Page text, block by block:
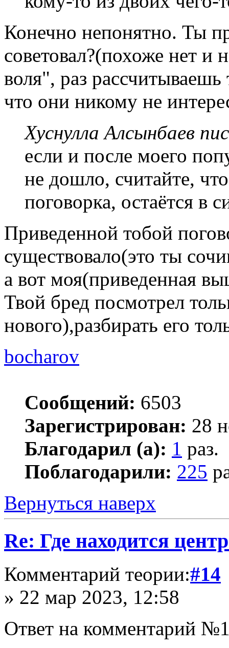
Конечно непонятно. Ты
советовал?(похоже нет и
воля", раз
что они никому не
Хуснулла Алсынбаев
если и после моего
не дошло, считайте,
поговорка, остаётся в
Приведенной тобой
существовало(это ты
а вот моя(приведенная
Твой бред посмотрел
нового),разбирать его
bocharov
Сообщений: 6503
Зарегистрирован: 28
Благодарил (а): 1 раз.
Поблагодарили: 225
Вернуться наверх
Re: Где находится
Комментарий теории:#14
» 22 мар 2023, 12:58
Ответ на комментарий